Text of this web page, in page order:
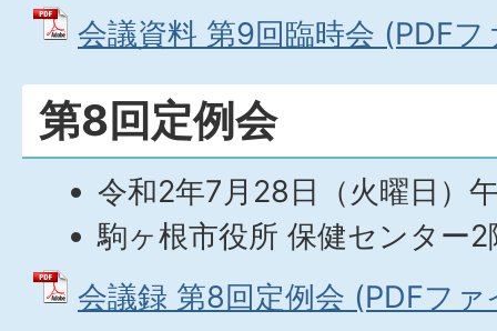
会議資料 第9回臨時会 (PDF
第8回定例会
令和2年7月28日（火曜日）
駒ヶ根市役所 保健センター
会議録 第8回定例会 (PDFフ